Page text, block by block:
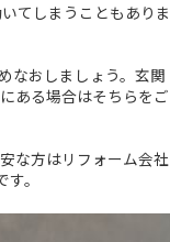
てしまうこともありま
なおしましょう。玄関
ある場合はそちらをご
な方はリフォーム会社
。